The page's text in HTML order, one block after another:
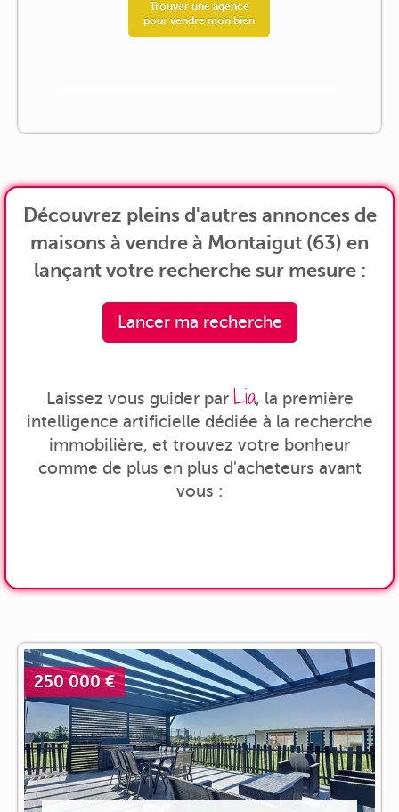
Trouver une agence
pour vendre mon bien
Découvrez pleins d'autres annonces de
maisons à vendre à Montaigut (63) en
lançant votre recherche sur mesure :
Lancer ma recherche
Laissez vous guider par Lia, la première
intelligence artificielle dédiée à la recherche
immobilière, et trouvez votre bonheur
comme de plus en plus d'acheteurs avant
vous :
250 000 €